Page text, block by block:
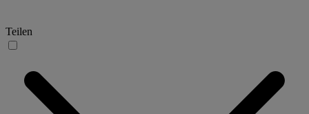
Teilen